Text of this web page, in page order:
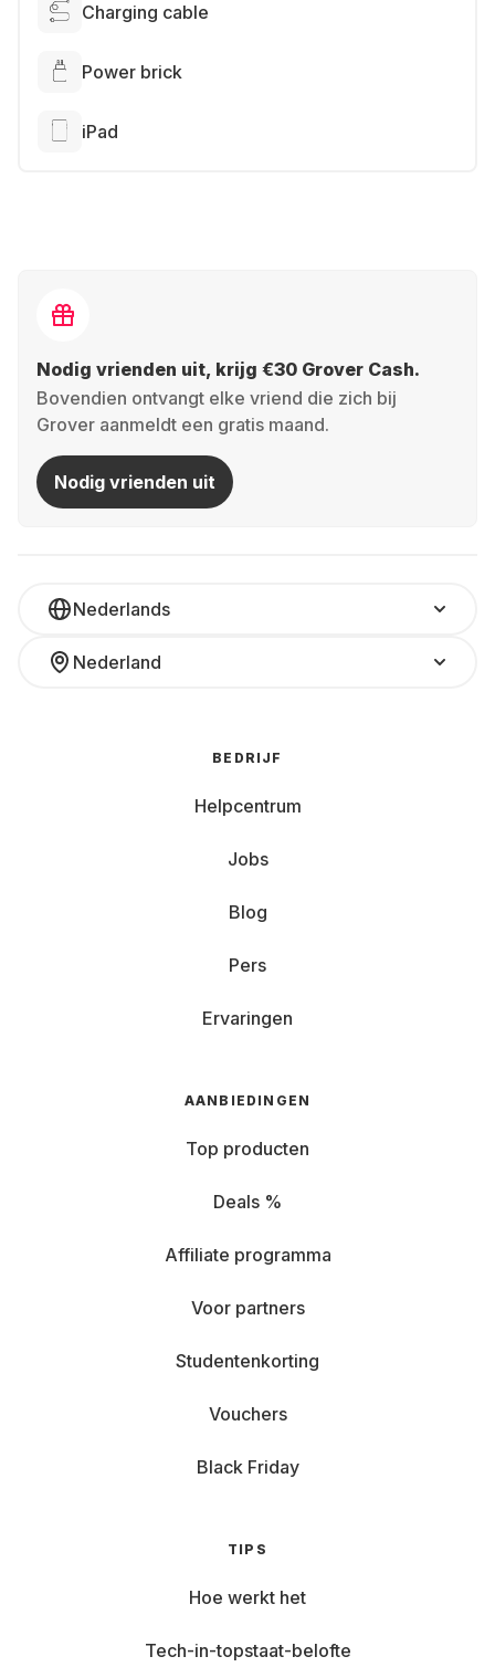
Charging cable
Power brick
iPad
Nodig vrienden uit, krijg €30 Grover Cash.
Bovendien ontvangt elke vriend die zich bij
Grover aanmeldt een gratis maand.
Nodig vrienden uit
Nederlands
Nederland
BEDRIJF
Helpcentrum
Jobs
Blog
Pers
Ervaringen
AANBIEDINGEN
Top producten
Deals %
Affiliate programma
Voor partners
Studentenkorting
Vouchers
Black Friday
TIPS
Hoe werkt het
Tech-in-topstaat-belofte